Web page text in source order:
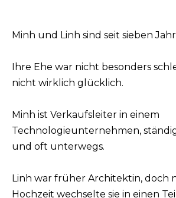
Minh und Linh sind seit sieben
Ihre Ehe war nicht besonders
nicht wirklich glücklich.
Minh ist Verkaufsleiter in einem
Technologieunternehmen,
und oft unterwegs.
Linh war früher Architektin, doch
Hochzeit wechselte sie in einen